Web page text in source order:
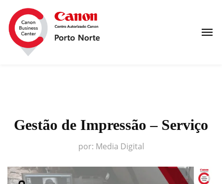
Gestão de Impressão – Serviço
por: Media Digital